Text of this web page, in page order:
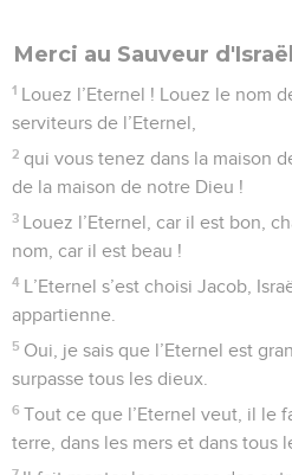
Merci au Sauveur d'Israël
1 Louez l’Eternel ! Louez le nom
serviteurs de l’Eternel,
2 qui vous tenez dans la maison
de la maison de notre Dieu !
3 Louez l’Eternel, car il est bon,
nom, car il est beau !
4 L’Eternel s’est choisi Jacob,
appartienne.
5 Oui, je sais que l’Eternel est
surpasse tous les dieux.
6 Tout ce que l’Eternel veut, il le
terre, dans les mers et dans tous